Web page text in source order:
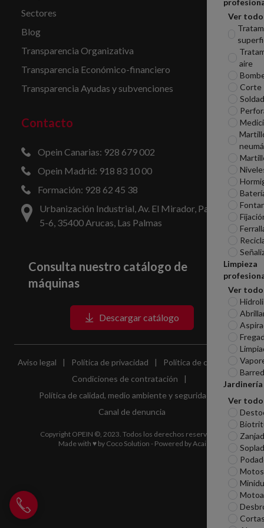
Llamar a Opein
Ver todo
aire
Corte
Limpieza
Ver todo
Jardinería
Ver todo
Sectores
Blog
Transparencia Organizativa
Transparencia Económico-financiero
Transparencia Ayudas y subvenciones
Contacto
Opein Canarias: 928 679 002
Opein Madrid: 918 83 10 00
Formación: 928 62 45 38
Urbanización Industrial, Av. El Mirador, Parcelas
5-6, 35400 Arucas, Las Palmas
Consulta nuestro catálogo de
máquinas
Descargar catálogo
Aviso legal | Política de privacidad | Política de cookies
|
Condiciones de contratación
|
Política de calidad, medio ambiente y seguridad
Canal de denuncia
Copyright OPEIN ©, 2023. Todos los derechos reservados.
Made with ♥ by Coco Solution - Powered byAcai